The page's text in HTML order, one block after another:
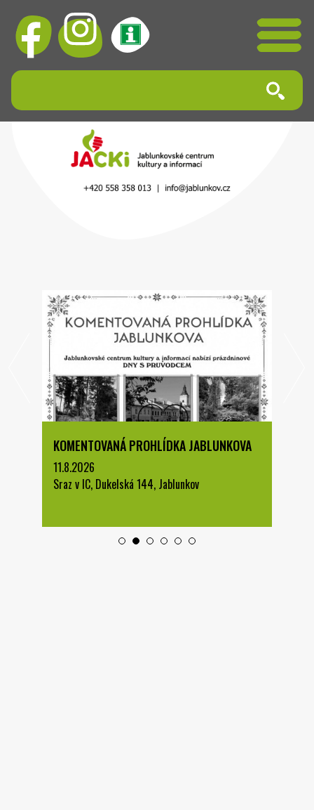
KOMENTOVANÁ PROHLÍDKA JABLUNKOVA
11.8.2026
Sraz v IC, Dukelská 144, Jablunkov